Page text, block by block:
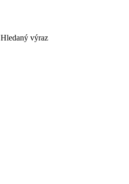
Hledaný výraz